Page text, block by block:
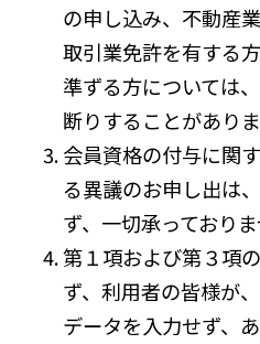
の申し込み、不動産
取引業免許を有する
準ずる方については
断りすることがありま
会員資格の付与に関
る異議のお申し出は
ず、一切承っておりま
第１項および第３項
ず、利用者の皆様が
データを入力せず、